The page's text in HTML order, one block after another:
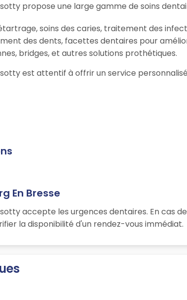
propose une large gamme de soins
soins des caries, traitement des
des dents, facettes dentaires pour
bridges, et autres solutions prothétiques.
est attentif à offrir un service
En Bresse
accepte les urgences dentaires. En cas
la disponibilité d'un rendez-vous immédiat.